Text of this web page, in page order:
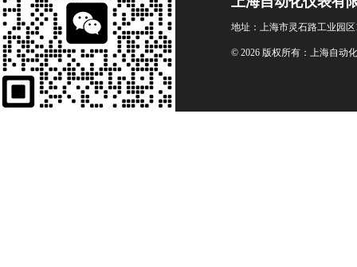
地址：上海市灵石路工业园区
© 2026 版权所有：上海自动